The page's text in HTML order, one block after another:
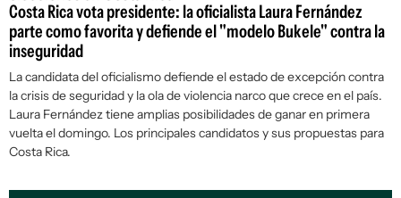
Costa Rica vota presidente: la oficialista Laura Fernández
parte como favorita y defiende el "modelo Bukele" contra la
inseguridad
La candidata del oficialismo defiende el estado de excepción contra
la crisis de seguridad y la ola de violencia narco que crece en el país.
Laura Fernández tiene amplias posibilidades de ganar en primera
vuelta el domingo. Los principales candidatos y sus propuestas para
Costa Rica.